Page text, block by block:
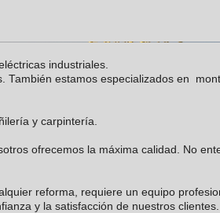
industriales.
También estamos especializados en
y carpintería.
ofrecemos la máxima calidad. No
reforma, requiere un equipo
y la satisfacción de nuestros